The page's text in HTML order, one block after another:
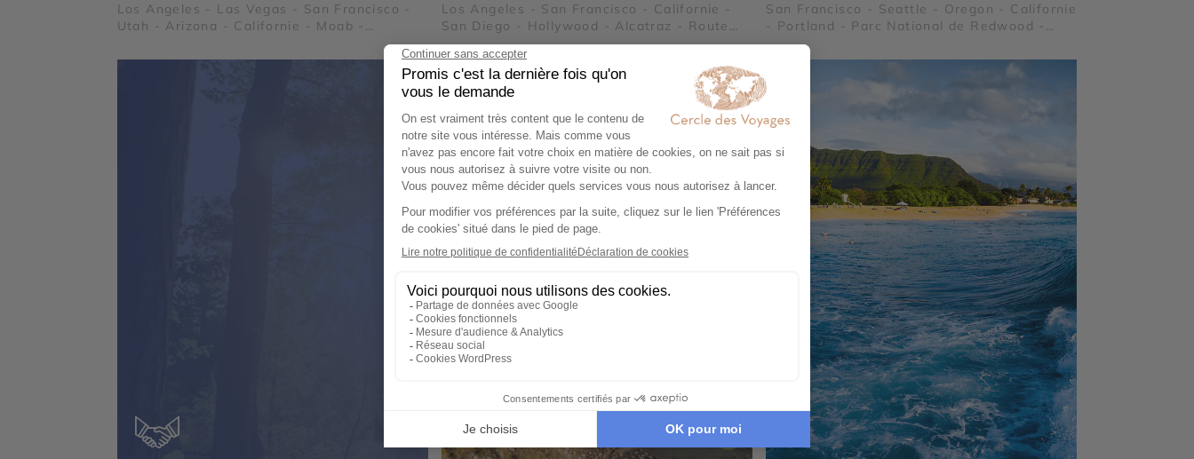
Los Angeles - Las Vegas - San Francisco -
Utah - Arizona - Californie - Moab -
Springdale - Grand Canyon - Lake Powell -
Death Valley (La Vallée de la Mort) - Parc
Canyonlands - Alcatraz - Route panoramique
Los Angeles - San Francisco - Californie -
San Diego - Hollywood - Alcatraz - Route
panoramique Highway 1
San Francisco - Seattle - Oregon - Californie
- Portland - Parc National de Redwood -
Alcatraz - Parc National de Crater Lake